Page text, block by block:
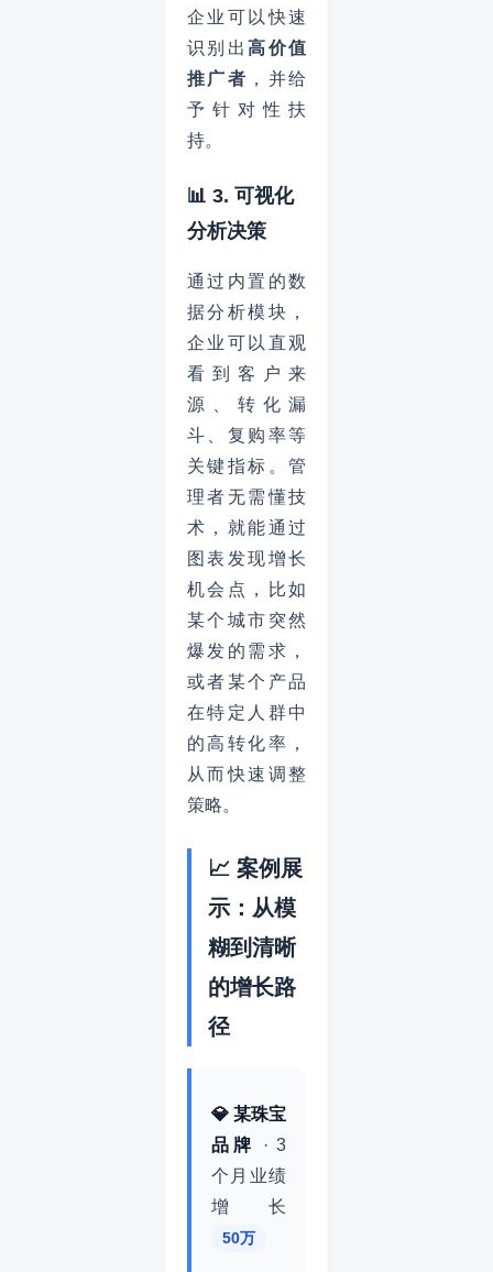
企业可以快速
识别出高价值
推广者 ，并给
予针对性扶
持。
📊 3. 可视化
分析决策
通过内置的数
据分析模块，
企业可以直观
看到客户来
源、转化漏
斗、复购率等
关键指标。管
理者无需懂技
术，就能通过
图表发现增长
机会点，比如
某个城市突然
爆发的需求，
或者某个产品
在特定人群中
的高转化率，
从而快速调整
策略。
📈 案例展
示：从模
糊到清晰
的增长路
径
💎 某珠宝
品牌
· 3
个月业绩
增长
50万